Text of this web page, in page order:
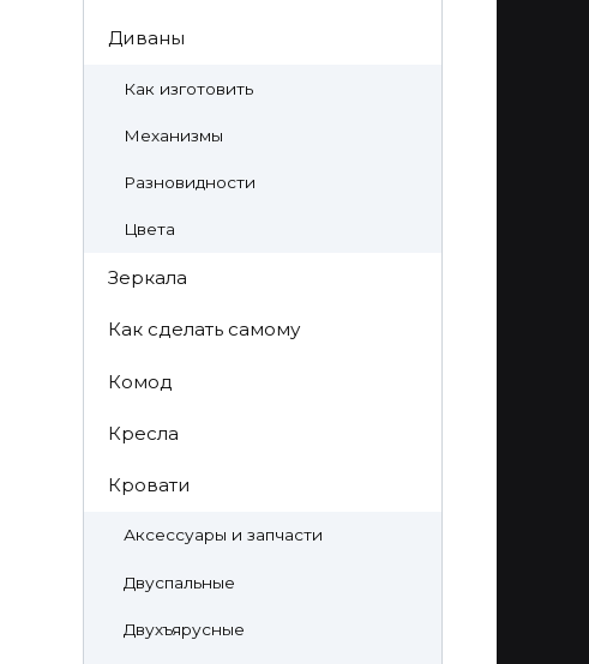
Диваны
Как изготовить
Механизмы
Разновидности
Цвета
Зеркала
Как сделать самому
Комод
Кресла
Кровати
Аксессуары и запчасти
Двуспальные
Двухъярусные